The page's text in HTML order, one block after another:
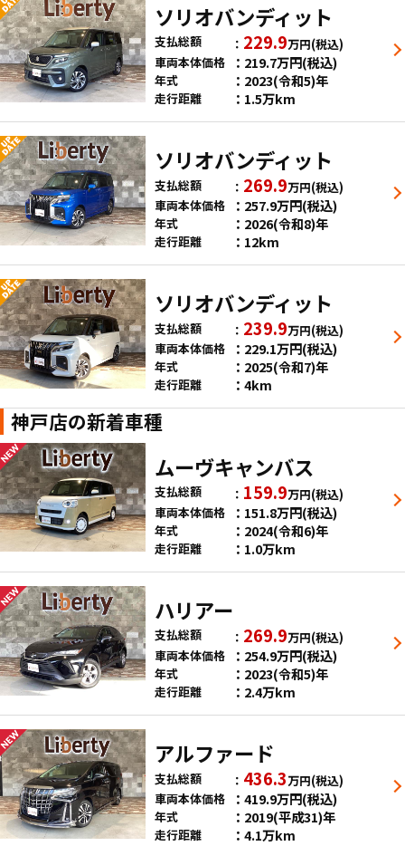
ソリオバンディット
支払総額 229.9万円(税込)
車両本体価格
219.7万円(税込)
年式 2023(令和5)年
走行距離 1.5万km
ソリオバンディット
支払総額 269.9万円(税込)
車両本体価格
257.9万円(税込)
年式 2026(令和8)年
走行距離 12km
ソリオバンディット
支払総額 239.9万円(税込)
車両本体価格
229.1万円(税込)
年式 2025(令和7)年
走行距離 4km
神戸店の新着車種
ムーヴキャンバス
支払総額 159.9万円(税込)
車両本体価格
151.8万円(税込)
年式 2024(令和6)年
走行距離 1.0万km
ハリアー
支払総額 269.9万円(税込)
車両本体価格
254.9万円(税込)
年式 2023(令和5)年
走行距離 2.4万km
アルファード
支払総額 436.3万円(税込)
車両本体価格
419.9万円(税込)
年式 2019(平成31)年
走行距離 4.1万km